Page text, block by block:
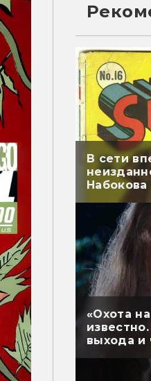
В сети
перевели
«Охота
выхода и